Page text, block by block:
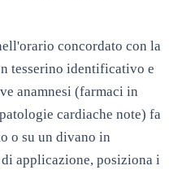
concordato con la
tesserino identificativo e
anamnesi (farmaci in
cardiache note) fa
o su un divano in
applicazione, posiziona i